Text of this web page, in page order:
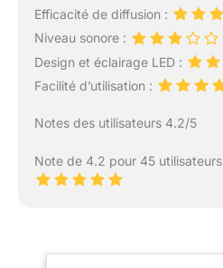
Efficacité de diffusion :
Niveau sonore :
Design et éclairage LED :
Facilité d’utilisation :
Notes des utilisateurs 4.2/5
Note de 4.2 pour 45 utilisateurs